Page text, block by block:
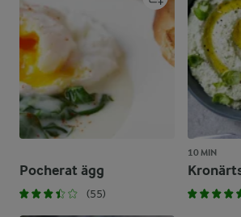
Pocherat ägg
(55)
10 MIN